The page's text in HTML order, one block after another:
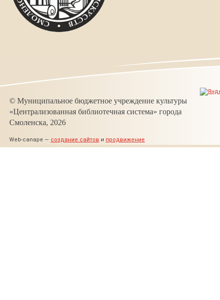
© Муниципальное бюджетное учреждение культуры
«Централизованная библиотечная система» города
Смоленска, 2026
Web-canape — создание сайтов и продвижение